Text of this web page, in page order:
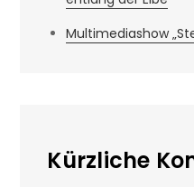
Multimediashow
Kürzliche